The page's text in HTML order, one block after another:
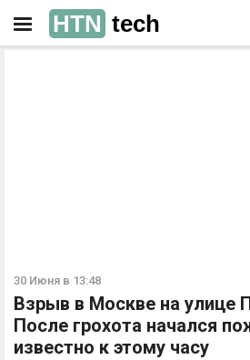
HTN tech
30 Июня в 13:48
Взрыв в Москве на улице
После грохота начался
известно к этому часу